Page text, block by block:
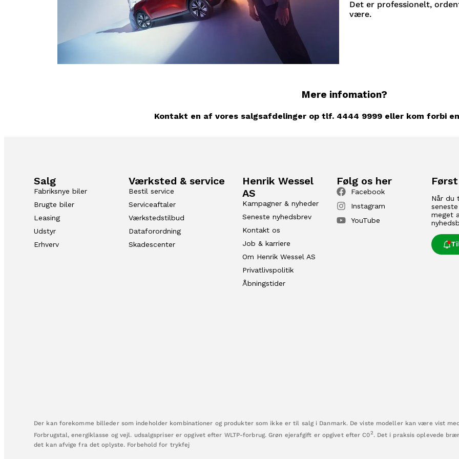
Det er professionelt,
være.
Mere infomation?
Kontakt en af vores salgsafdelinger op tlf. 4444 9999 eller kom forbi
Salg
Fabriksnye biler
Brugte biler
Leasing
Udstyr
Erhverv
Værksted & service
Bestil service
Serviceaftaler
Værkstedstilbud
Dataforordning
Skadescenter
Henrik Wessel
AS
Kampagner & nyheder
Seneste nyhedsbrev
Kontakt os
Job & karriere
Om Henrik Wessel AS
Privatlivspolitik
Åbningstider
Følg os her
Facebook
Instagram
YouTube
Når du
meget
Der kan forekomme billeder som indeholder kombinationer og produkter som ikke er til salg i Danmark. De viste modeller kan være vist
Forbrugstal, energiklasse og vejl. udsalgspriser er opgivet efter WLTP-forbrug. Grøn ejerafgift er opgivet efter C02. Det i praksis oplevede
det kan afvige fra det oplyste. Forbehold for trykfej